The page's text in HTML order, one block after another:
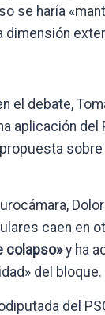
se haría
el debate,
aplicación
caen en
colapso»y ha
del bloque.
del